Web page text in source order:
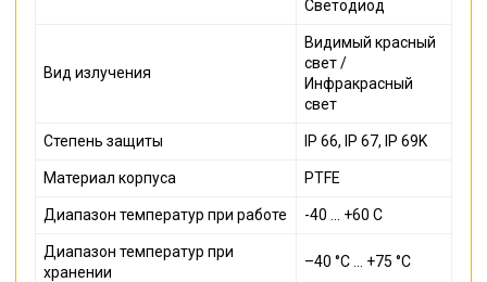
Светодиод
Вид излучения
Видимый красный
свет /
Инфракрасный
свет
Степень защиты IP 66, IP 67, IP 69K
Материал корпуса PTFE
Диапазон температур при работе -40 ... +60 С
Диапазон температур при
хранении
–40 °C ... +75 °C